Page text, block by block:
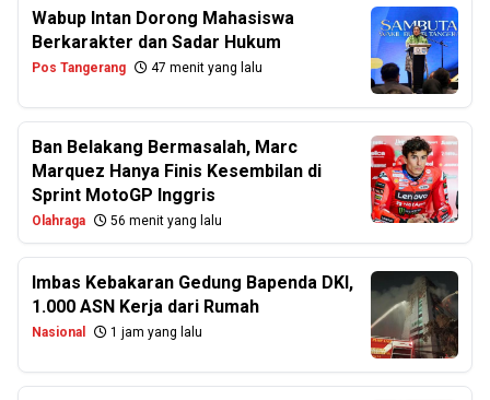
Wabup Intan Dorong Mahasiswa
Berkarakter dan Sadar Hukum
Pos Tangerang 47 menit yang lalu
Ban Belakang Bermasalah, Marc
Marquez Hanya Finis Kesembilan di
Sprint MotoGP Inggris
Olahraga 56 menit yang lalu
Imbas Kebakaran Gedung Bapenda DKI,
1.000 ASN Kerja dari Rumah
Nasional 1 jam yang lalu